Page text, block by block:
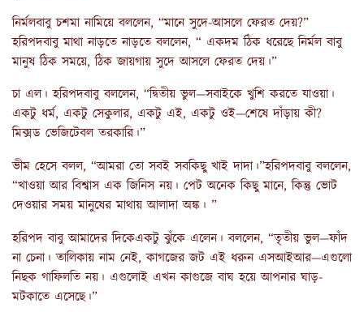
নির্মলবাবু চশমা নামিয়ে বললেন, “মানে সুদে-আসলে ফেরত দেয়?”
হরিপদবাবু মাথা নাড়তে নাড়তে বললেন, “ একদম ঠিক ধরেছে নির্মল বাবু
মানুষ ঠিক সময়ে, ঠিক জায়গায় সুদে আসলে ফেরত দেয়।”
চা এল। হরিপদবাবু বললেন, “দ্বিতীয় ভুল—সবাইকে খুশি করতে যাওয়া।
একটু ধর্ম, একটু সেকুলার, একটু এই, একটু ওই—শেষে দাঁড়ায় কী?
মিক্সড ভেজিটেবল তরকারি।”
ভীম হেসে বলল, “আমরা তো সবই সবকিছু খাই দাদা।”হরিপদবাবু বললেন,
“খাওয়া আর বিশ্বাস এক জিনিস নয়। পেট অনেক কিছু মানে, কিন্তু ভোট
দেওয়ার সময় মানুষের মাথায় আলাদা অঙ্ক। ”
হরিপদ বাবু আমাদের দিকেএকটু ঝুঁকে এলেন। বললেন, “তৃতীয় ভুল—ফাঁদ
না চেনা। তালিকায় নাম নেই, কাগজের জট এই ধরুন এসআইআর—এগুলো
নিছক গাফিলতি নয়। এগুলোই এখন কাগুজে বাঘ হয়ে আপনার ঘাড়-
মটকাতে এসেছে।”